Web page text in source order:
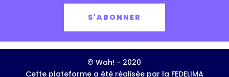
S'ABONNER
© Wah! - 2020
Cette plateforme a été réalisée par la FEDELIMA